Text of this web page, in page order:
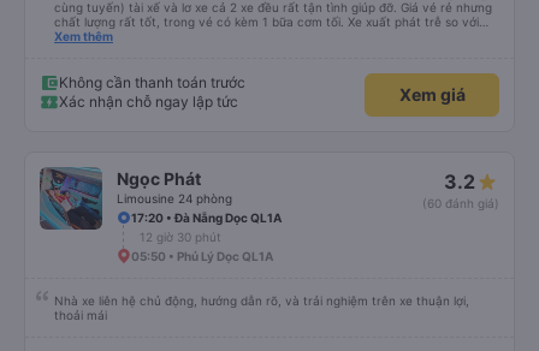
cùng tuyến) tài xế và lơ xe cả 2 xe đều rất tận tình giúp đỡ. Giá vé rẻ nhưng
chất lượng rất tốt, trong vé có kèm 1 bữa cơm tối. Xe xuất phát trễ so với
trên app 45p, nhưng do bão nên trời mưa rất to, có thể thông cảm được.
Xem thêm
Không cần thanh toán trước
Xác nhận chỗ ngay lập tức
Xem giá
Ngọc Phát
Limousine 24 phòng
3.2
(60 đánh giá)
17:20 • Đà Nẵng Dọc QL1A
12 giờ 30 phút
05:50 • Phủ Lý Dọc QL1A
Nhà xe liên hệ chủ động, hướng dẫn rõ, và trải nghiệm trên xe thuận lợi,
thoải mái